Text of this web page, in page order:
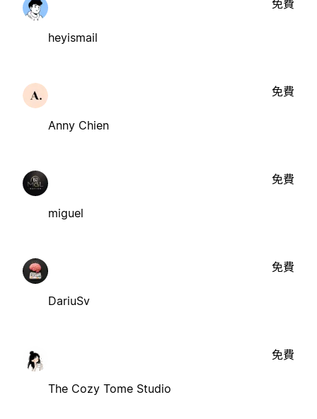
heyismail
免費
Anny Chien
免費
miguel
免費
DariuSv
免費
The Cozy Tome Studio
免費